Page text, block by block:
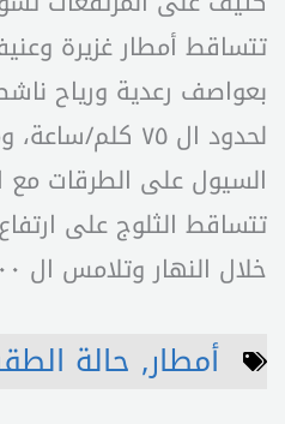
تتساقط أمطار غزيرة
بعواصف رعدية ورياح
لحدود ال ٧٥
السيول على الطرقات مع
خلال النهار وتلامس ال ١٢٠٠ متر خلال الليل.
أمطار, حالة